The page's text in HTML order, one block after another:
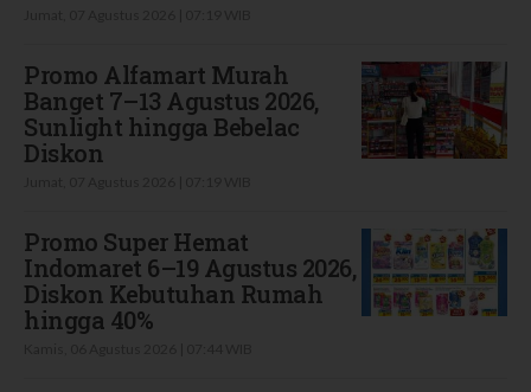
Promo Alfamart Murah
Banget 7–13 Agustus 2026,
Sunlight hingga Bebelac
Diskon
Promo Super Hemat
Indomaret 6–19 Agustus 2026,
Diskon Kebutuhan Rumah
hingga 40%